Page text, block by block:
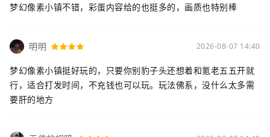
梦幻像素小镇不错，彩蛋内容给的也挺多的，画质也特别棒
明明 2026-08-07 14:40
梦幻像素小镇挺好玩的，只要你别豹子头还想着和氪老五五开就
行，适合打发时间，不充钱也可以玩。玩法佛系，没什么太多需
要肝的地方